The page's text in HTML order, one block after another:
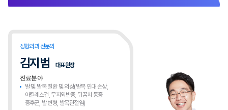
정형외과 전문의
김지범
대표원장
진료분야
발 및 발목 질환 및 외상(발목 인대 손상,
아킬레스건, 무지외반증, 뒤꿈치 통증
증후군, 발 변형, 발목관절염)